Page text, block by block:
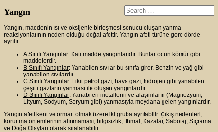
Yangın
Yangın, maddenin ısı ve oksijenle birleşmesi sonucu oluşan yanma
reaksiyonlarının neden olduğu doğal afettir. Yangın afeti türüne gore dörde
ayrılır.
A Sınıfı Yangınlar: Katı madde yangınlarıdır. Bunlar odun kömür gibi
maddelerdir.
B Sınıfı Yangınlar: Yanabilen sıvılar bu sınıfa girer. Benzin ve yağ gibi
yanabilen sıvılardır.
C Sınıfı Yangınlar: Likit petrol gazı, hava gazı, hidrojen gibi yanabilen
çeşitli gazların yanması ile oluşan yangınlardır.
D Sınıfı Yangınlar: Yanabilen metallerin ve alaşımların (Magnezyum,
Lityum, Sodyum, Seryum gibi) yanmasıyla meydana gelen yangınlardır.
Yangın afeti kent ve orman olmak üzere iki gruba ayrılabilir. Çıkış nedenleri;
korunma önlemlerinin alınmaması, bilgisizlik, İhmal, Kazalar, Sabotaj, Sıçrama
ve Doğa Olayları olarak sıralanabilir.